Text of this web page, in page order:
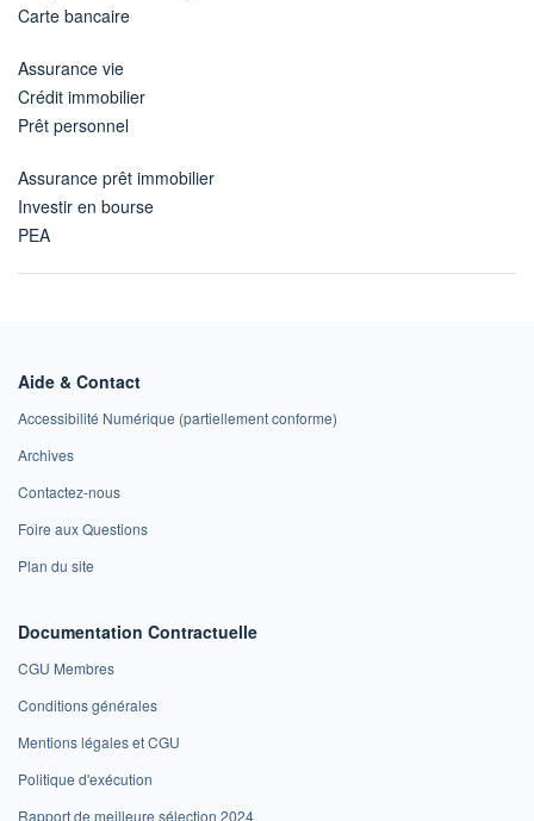
Carte bancaire
Assurance vie
Crédit immobilier
Prêt personnel
Assurance prêt immobilier
Investir en bourse
PEA
Aide & Contact
Accessibilité Numérique (partiellement conforme)
Archives
Contactez-nous
Foire aux Questions
Plan du site
Documentation Contractuelle
CGU Membres
Conditions générales
Mentions légales et CGU
Politique d'exécution
Rapport de meilleure sélection 2024